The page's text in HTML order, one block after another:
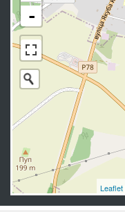
-
Leaflet